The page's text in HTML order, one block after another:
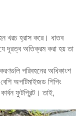
খরচ হ্রাস করে। ধাতব
যে দূরত্ব অতিক্রম করা হয় তা
পরিবহনের অধিকাংশ
অপটিমাইজড শিপিং
ফুটপ্রিন্ট। তাই,